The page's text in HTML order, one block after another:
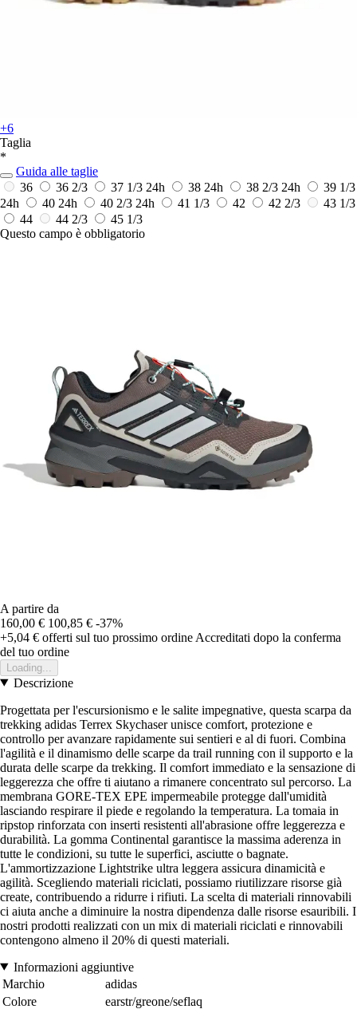
+6
Taglia
*
Guida alle taglie
36
36 2/3 37 1/3 24h 38 24h 38 2/3 24h
39 1/3
24h
40 24h 40 2/3 24h 41 1/3 42 42 2/3
43 1/3
44
44 2/3
45 1/3
Questo campo è obbligatorio
A partire da
160,00 € 100,85 € -37%
+5,04 € offerti sul tuo prossimo ordine Accreditati dopo la conferma
del tuo ordine
Loading...
Descrizione
Progettata per l'escursionismo e le salite impegnative, questa scarpa da
trekking adidas Terrex Skychaser unisce comfort, protezione e
controllo per avanzare rapidamente sui sentieri e al di fuori. Combina
l'agilità e il dinamismo delle scarpe da trail running con il supporto e la
durata delle scarpe da trekking. Il comfort immediato e la sensazione di
leggerezza che offre ti aiutano a rimanere concentrato sul percorso. La
membrana GORE-TEX EPE impermeabile protegge dall'umidità
lasciando respirare il piede e regolando la temperatura. La tomaia in
ripstop rinforzata con inserti resistenti all'abrasione offre leggerezza e
durabilità. La gomma Continental garantisce la massima aderenza in
tutte le condizioni, su tutte le superfici, asciutte o bagnate.
L'ammortizzazione Lightstrike ultra leggera assicura dinamicità e
agilità. Scegliendo materiali riciclati, possiamo riutilizzare risorse già
create, contribuendo a ridurre i rifiuti. La scelta di materiali rinnovabili
ci aiuta anche a diminuire la nostra dipendenza dalle risorse esauribili. I
nostri prodotti realizzati con un mix di materiali riciclati e rinnovabili
contengono almeno il 20% di questi materiali.
Informazioni aggiuntive
Marchio
adidas
Colore
earstr/greone/seflaq